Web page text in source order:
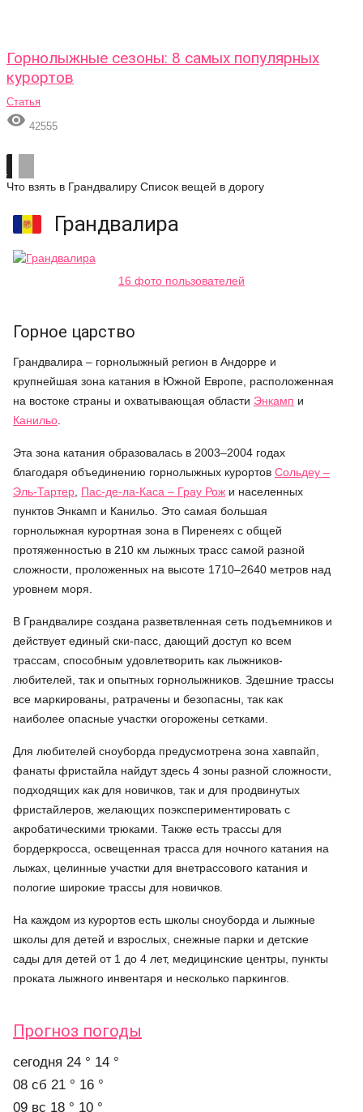
Горнолыжные сезоны: 8 самых популярных
курортов
Статья
 42555
Что взять в Грандвалиру Список вещей в дорогу
Грандвалира
16 фото пользователей
Горное царство
Грандвалира – горнолыжный регион в Андорре и
крупнейшая зона катания в Южной Европе, расположенная
на востоке страны и охватывающая области Энкамп и
Канильо
Эта зона катания образовалась в 2003–2004 годах
благодаря объединению горнолыжных курортов Сольдеу –
Эль-Тартер Пас-де-ла-Каса – Грау Рож и населенных
пунктов Энкамп и Канильо. Это самая большая
горнолыжная курортная зона в Пиренеях с общей
протяженностью в 210 км лыжных трасс самой разной
сложности, проложенных на высоте 1710–2640 метров над
уровнем моря.
В Грандвалире создана разветвленная сеть подъемников и
действует единый ски-пасс, дающий доступ ко всем
трассам, способным удовлетворить как лыжников-
любителей, так и опытных горнолыжников. Здешние трассы
все маркированы, ратрачены и безопасны, так как
наиболее опасные участки огорожены сетками.
Для любителей сноуборда предусмотрена зона хавпайп,
фанаты фристайла найдут здесь 4 зоны разной сложности,
подходящих как для новичков, так и для продвинутых
фристайлеров, желающих поэкспериментировать с
акробатическими трюками. Также есть трассы для
бордеркросса, освещенная трасса для ночного катания на
лыжах, целинные участки для внетрассового катания и
пологие широкие трассы для новичков.
На каждом из курортов есть школы сноуборда и лыжные
школы для детей и взрослых, снежные парки и детские
сады для детей от 1 до 4 лет, медицинские центры, пункты
проката лыжного инвентаря и несколько паркингов.
Прогноз погоды
cегодня 24 ° 14 °
08 сб 21 ° 16 °
09 вс 18 ° 10 °